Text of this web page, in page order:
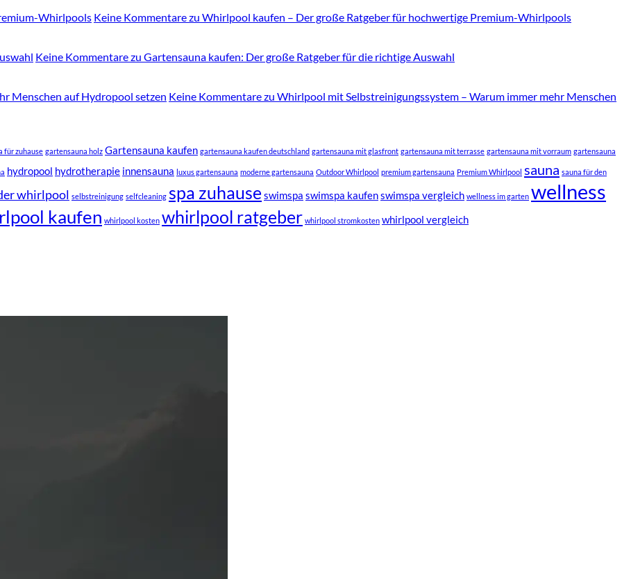
Whirlpools Keine Kommentarezu Whirlpool kaufen – Der große Ratgeber für hochwertige Premium-Whirlpools
Keine Kommentarezu Gartensauna kaufen: Der große Ratgeber für die richtige Auswahl
Menschen auf Hydropool setzen Keine Kommentarezu Whirlpool mit Selbstreinigungssystem – Warum immer mehr Menschen
für zuhause gartensauna holz Gartensauna kaufen gartensauna kaufen deutschland gartensauna mit glasfront gartensauna mit terrasse gartensauna mit vorraum gartensauna
hydropool hydrotherapie innensauna luxus gartensauna moderne gartensauna Outdoor Whirlpool premium gartensauna Premium Whirlpool sauna sauna für den
whirlpool selbstreinigung selfcleaning spa zuhause swimspa swimspa kaufenswimspa vergleich wellness im garten wellness
kaufen whirlpool kosten whirlpool ratgeber whirlpool stromkosten whirlpool vergleich